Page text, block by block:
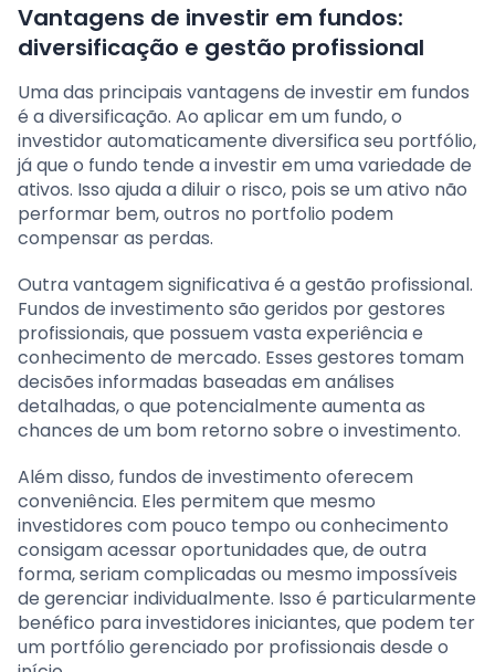
Vantagens de investir em fundos:
diversificação e gestão profissional
Uma das principais vantagens de investir em fundos
é a diversificação. Ao aplicar em um fundo, o
investidor automaticamente diversifica seu portfólio,
já que o fundo tende a investir em uma variedade de
ativos. Isso ajuda a diluir o risco, pois se um ativo não
performar bem, outros no portfolio podem
compensar as perdas.
Outra vantagem significativa é a gestão profissional.
Fundos de investimento são geridos por gestores
profissionais, que possuem vasta experiência e
conhecimento de mercado. Esses gestores tomam
decisões informadas baseadas em análises
detalhadas, o que potencialmente aumenta as
chances de um bom retorno sobre o investimento.
Além disso, fundos de investimento oferecem
conveniência. Eles permitem que mesmo
investidores com pouco tempo ou conhecimento
consigam acessar oportunidades que, de outra
forma, seriam complicadas ou mesmo impossíveis
de gerenciar individualmente. Isso é particularmente
benéfico para investidores iniciantes, que podem ter
um portfólio gerenciado por profissionais desde o